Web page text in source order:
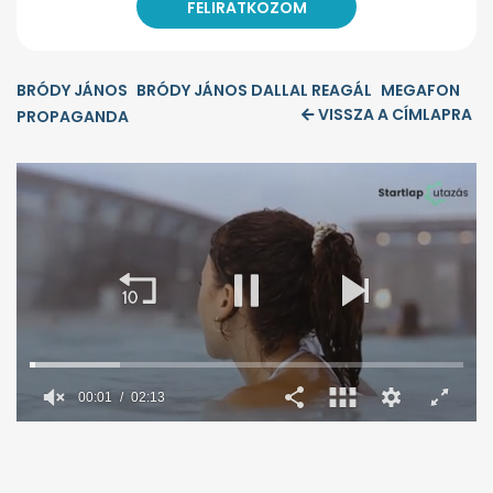
BRÓDY JÁNOS BRÓDY JÁNOS DALLAL REAGÁL MEGAFON
PROPAGANDA
VISSZA A CÍMLAPRA
00:02 02:13